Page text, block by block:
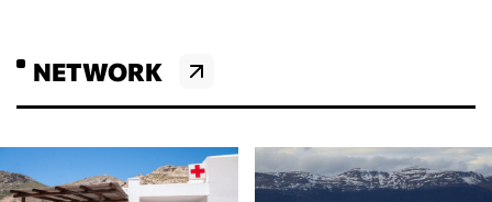
NETWORK